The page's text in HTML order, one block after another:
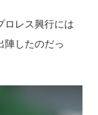
レス興行には
陣したのだっ